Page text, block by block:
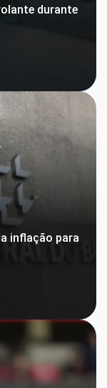
durante
inflação para